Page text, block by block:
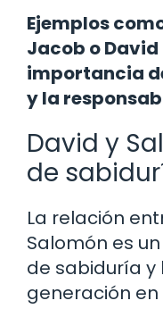
Ejemplos
Jacob o
importancia
y la
David y
de
La relación
Salomón es
de sabiduría y
generación